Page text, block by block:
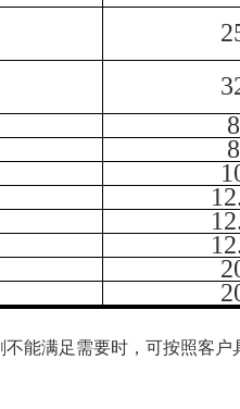
能满足需要时，可按照客